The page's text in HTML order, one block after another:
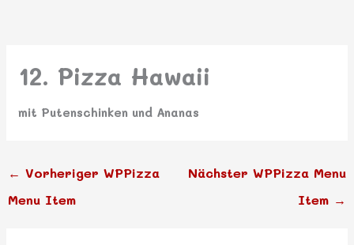
12. Pizza Hawaii
mit Putenschinken und Ananas
← Vorheriger WPPizza
Menu Item
Nächster WPPizza Menu
Item →